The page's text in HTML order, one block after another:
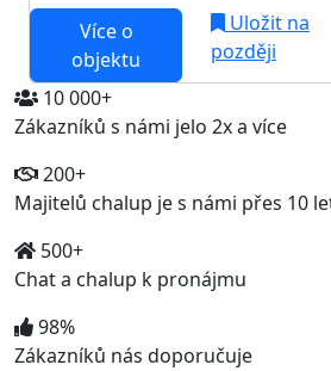
Více o
objektu
Uložit na
později
10 000+
Zákazníků s námi jelo 2x a více
200+
Majitelů chalup je s námi přes 10
500+
Chat a chalup k pronájmu
98%
Zákazníků nás doporučuje